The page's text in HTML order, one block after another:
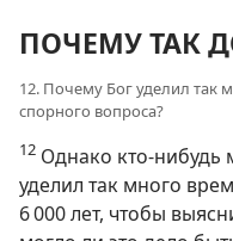
ПОЧЕМУ ТАК
12. Почему Бог уделил так
спорного вопроса?
12 Однако кто-нибудь
уделил так много
6 000 лет, чтобы